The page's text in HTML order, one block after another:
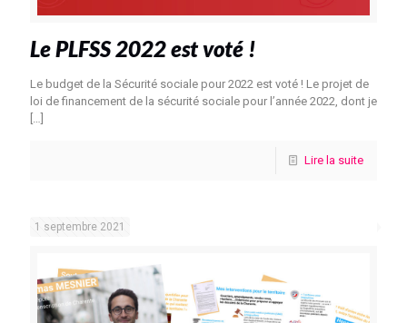
Le PLFSS 2022 est voté !
Le budget de la Sécurité sociale pour 2022 est voté ! Le projet de
loi de financement de la sécurité sociale pour l’année 2022, dont je
Lire la suite
1 septembre 2021